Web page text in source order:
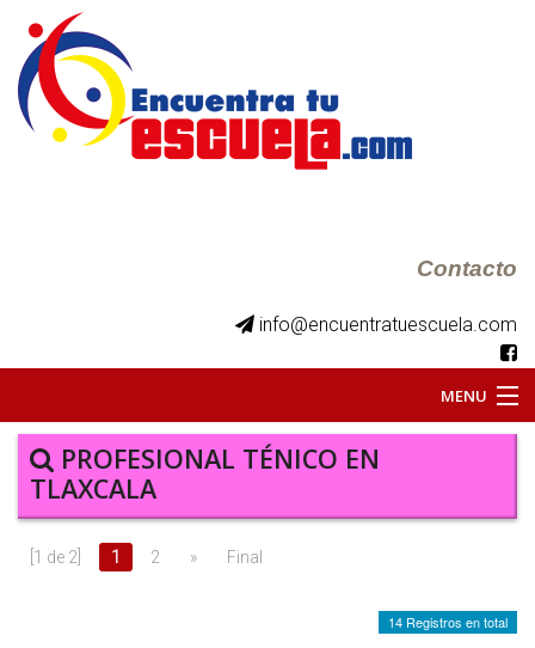
Contacto
info@encuentratuescuela.com
MENU
INICIO
BKS JUVENILES
INTERÉS
PROFESIONAL TÉNICO EN
TLAXCALA
[1 de 2] 1 2 » Final
14 Registros en total